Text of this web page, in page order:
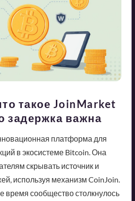
такое JoinMarket
задержка важна
платформа для
в экосистеме Bitcoin. Она
скрывать источник и
используя механизм CoinJoin.
время сообщество столкнулось